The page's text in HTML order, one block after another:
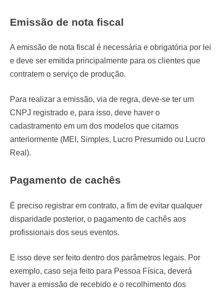
Emissão de nota fiscal
A emissão de nota fiscal é necessária e obrigatória por lei
e deve ser emitida principalmente para os clientes que
contratem o serviço de produção.
Para realizar a emissão, via de regra, deve-se ter um
CNPJ registrado e, para isso, deve haver o
cadastramento em um dos modelos que citamos
anteriormente (MEI, Simples, Lucro Presumido ou Lucro
Real).
Pagamento de cachês
É preciso registrar em contrato, a fim de evitar qualquer
disparidade posterior, o pagamento de cachês aos
profissionais dos seus eventos.
E isso deve ser feito dentro dos parâmetros legais. Por
exemplo, caso seja feito para Pessoa Física, deverá
haver a emissão de recebido e o recolhimento dos